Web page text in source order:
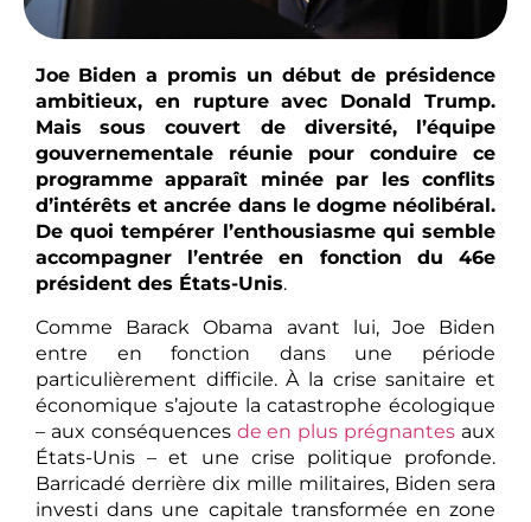
Joe Biden a promis un début de présidence
ambitieux, en rupture avec Donald Trump.
Mais
sous couvert de diversité, l’équipe
gouvernementale réunie pour conduire ce
programme apparaît minée par les conflits
d’intérêts et ancrée dans le dogme néolibéral.
De quoi tempérer l’enthousiasme qui semble
accompagner l’entrée en fonction du 46e
président des États-Unis.
Comme Barack Obama avant lui, Joe Biden
entre en fonction dans une période
particulièrement difficile. À la crise sanitaire et
économique s’ajoute la catastrophe écologique
– aux conséquences de en plus prégnantes aux
États-Unis – et une crise politique profonde.
Barricadé derrière dix mille militaires, Biden sera
investi dans une capitale transformée en zone